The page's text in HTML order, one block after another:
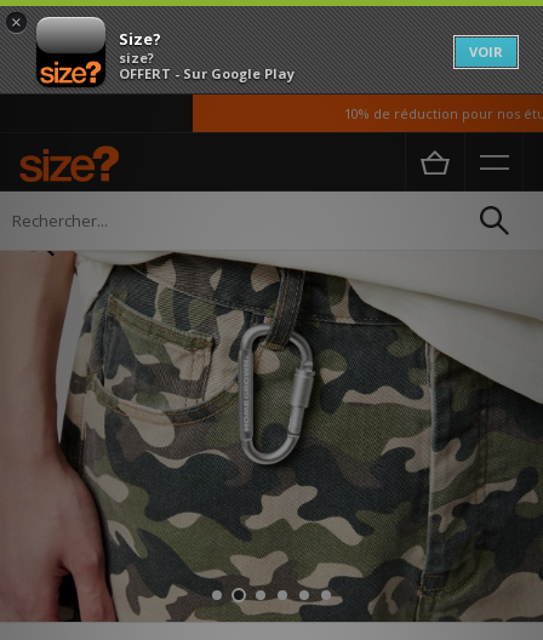
×
Size?
size?
OFFERT - Sur Google Play
VOIR
10% de réduction pour nos
Accueil Homme